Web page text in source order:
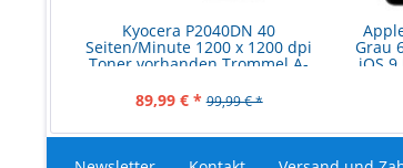
Kyocera P2040DN 40
Seiten/Minute 1200 x 1200 dpi
Toner vorhanden Trommel A-
89,99 € * 99,99 € *
Grau
iOS